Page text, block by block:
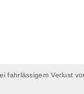
fahrlässigem Verlust